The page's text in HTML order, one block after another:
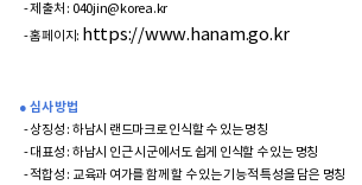
- 제출처 : 040jin@korea.kr
- 홈페이지: https://www.hanam.go.kr
● 심사 방법
- 상징성 : 하남시 랜드마크로 인식할 수 있는 명칭
- 대표성 : 하남시 인근 시군에서도 쉽게 인식할 수 있는 명칭
- 적합성 : 교육과 여가를 함께 할 수 있는 기능적 특성을 담은 명칭